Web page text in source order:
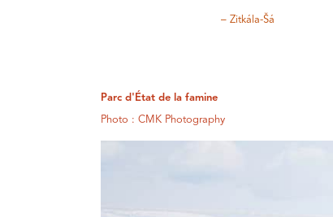
– Zitkála-Šá
Parc d'État de la famine
Photo : CMK Photography